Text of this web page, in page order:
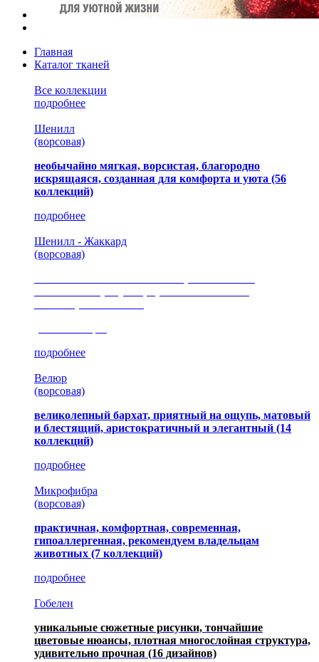
Главная
Каталог тканей
Все коллекции
подробнее
Шенилл
(ворсовая)
необычайно мягкая, ворсистая, благородно
искрящаяся, созданная для комфорта и уюта (56
коллекций)
подробнее
Шенилл - Жаккард
(ворсовая)
подробнее
Велюр
(ворсовая)
великолепный бархат, приятный на ощупь, матовый
и блестящий, аристократичный и элегантный (14
коллекций)
подробнее
Микрофибра
(ворсовая)
практичная, комфортная, современная,
гипоаллергенная, рекомендуем владельцам
животных (7 коллекций)
подробнее
Гобелен
уникальные сюжетные рисунки, тончайшие
цветовые нюансы, плотная многослойная структура,
удивительно прочная (16 дизайнов)